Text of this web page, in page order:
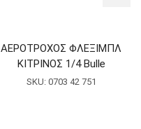
ΑΕΡΟΤΡΟΧΟΣ ΦΛΕΞΙΜΠΛ
ΚΙΤΡΙΝΟΣ 1/4 Bulle
SKU: 0703 42 751